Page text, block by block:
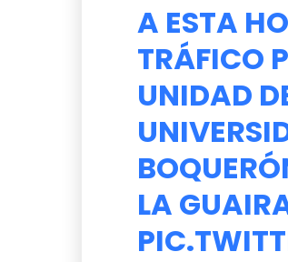
A ESTA
TRÁFICO
UNIDAD
LA